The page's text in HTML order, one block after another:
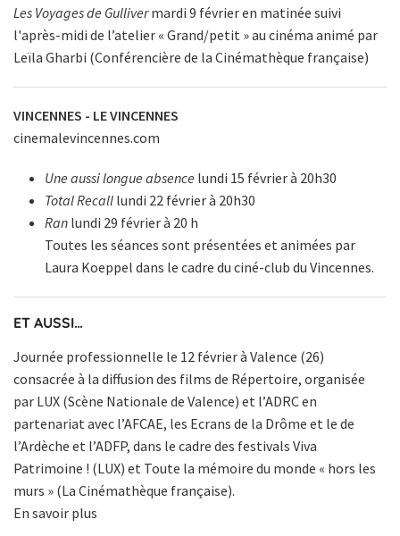
Les Voyages de Gullivermardi 9 février en matinée suivi
l'après-midi de l’atelier « Grand/petit » au cinéma animé par
Leïla Gharbi (Conférencière de la Cinémathèque française)
VINCENNES - LE VINCENNES
cinemalevincennes.com
Une aussi longue absence lundi 15 février à 20h30
Total Recalllundi 22 février à 20h30
Ranlundi 29 février à 20 h
Toutes les séances sont présentées et animées par
Laura Koeppel dans le cadre du ciné-club du Vincennes.
ET AUSSI…
Journée professionnelle le 12 février à Valence (26)
consacrée à la diffusion des films de Répertoire, organisée
par LUX (Scène Nationale de Valence) et l’ADRC en
partenariat avec l’AFCAE, les Ecrans de la Drôme et le de
l’Ardèche et l’ADFP, dans le cadre des festivals Viva
Patrimoine ! (LUX) et Toute la mémoire du monde « hors les
murs » (La Cinémathèque française).
En savoir plus